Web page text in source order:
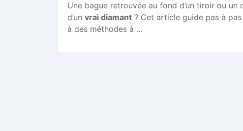
Une bague retrouvée au fond d’un tiroir ou
d’un vrai diamant ? Cet article guide pas à
à des méthodes à …